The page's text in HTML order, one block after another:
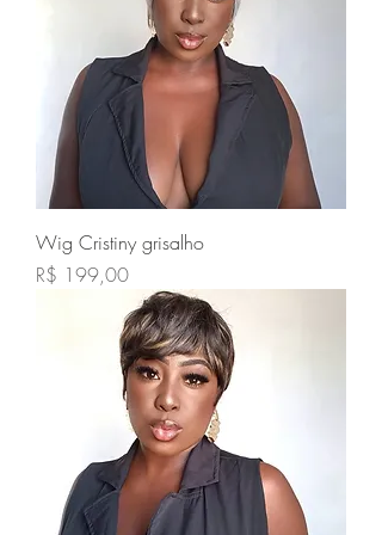
Wig Cristiny grisalho
Preço
R$ 199,00